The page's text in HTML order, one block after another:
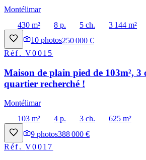
Montélimar
430 m²
8 p. 5 ch.
3 144 m²
10 photos250 000 €
Réf.V0015
Maison de plain pied de 103m², 3
quartier recherché !
Montélimar
103 m²
4 p. 3 ch.
625 m²
9 photos388 000 €
Réf.V0017